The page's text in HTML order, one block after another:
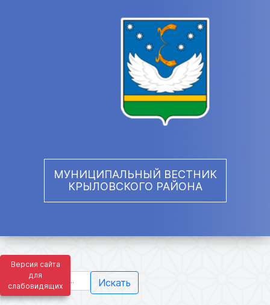
Версия сайта
для
слабовидящих
МУНИЦИПАЛЬНЫЙ ВЕСТНИК
КРЫЛОВСКОГО РАЙОНА
Искать